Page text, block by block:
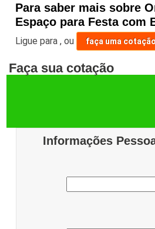
Para saber mais sobre
Espaço para Festa com
Ligue para,ou faça uma cotação
Faça sua cotação
Informações